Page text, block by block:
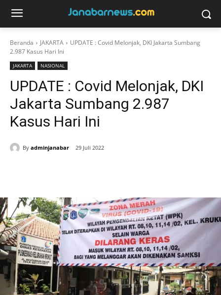
Beranda JAKARTA
UPDATE : Covid Melonjak, DKI Jakarta Sumbang
2.987 Kasus Hari Ini
JAKARTA NASIONAL
UPDATE : Covid Melonjak, DKI
Jakarta Sumbang 2.987
Kasus Hari Ini
By adminjanabar 29 Juli 2022